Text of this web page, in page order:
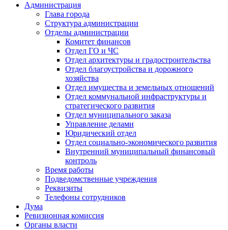
Администрация
Глава города
Структура администрации
Отделы администрации
Комитет финансов
Отдел ГО и ЧС
Отдел архитектуры и градостроительства
Отдел благоустройства и дорожного
хозяйства
Отдел имущества и земельных отношений
Отдел коммунальной инфраструктуры и
стратегического развития
Отдел муниципального заказа
Управление делами
Юридический отдел
Отдел социально-экономического развития
Внутренний муниципальный финансовый
контроль
Время работы
Подведомственные учреждения
Реквизиты
Телефоны сотрудников
Дума
Ревизионная комиссия
Органы власти